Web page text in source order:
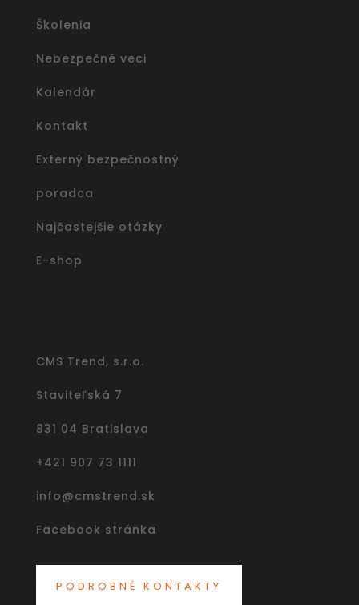
Školenia
Nebezpečné veci
Kalendár
Kontakt
Externý bezpečnostný
poradca
Najčastejšie otázky
E-shop
CMS Trend, s.r.o.
Staviteľská 7
831 04 Bratislava
+421 907 73 1111
info@cmstrend.sk
Facebook stránka
PODROBNÉ KONTAKTY